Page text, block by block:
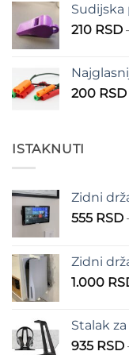
Sudijska
210 RSD
200 RSD
ISTAKNUTI
Zidni
555 RSD
Zidni
1.000
Stalak
935 RSD